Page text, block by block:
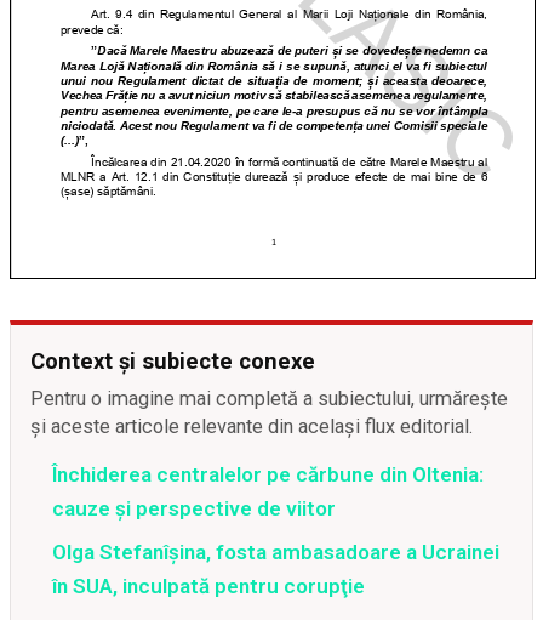
Context și subiecte conexe
Pentru o imagine mai completă a subiectului, urmărește
și aceste articole relevante din același flux editorial.
Închiderea centralelor pe cărbune din Oltenia:
cauze și perspective de viitor
Olga Stefanîşina, fosta ambasadoare a Ucrainei
în SUA, inculpată pentru corupţie